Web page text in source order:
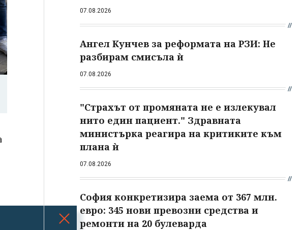
07.08.2026
Ангел Кунчев за реформата на РЗИ: Не
разбирам смисъла ѝ
07.08.2026
"Страхът от промяната не е излекувал
нито един пациент." Здравната
министърка реагира на критиките към
плана ѝ
07.08.2026
София конкретизира заема от 367 млн.
евро: 345 нови превозни средства и
ремонти на 20 булеварда